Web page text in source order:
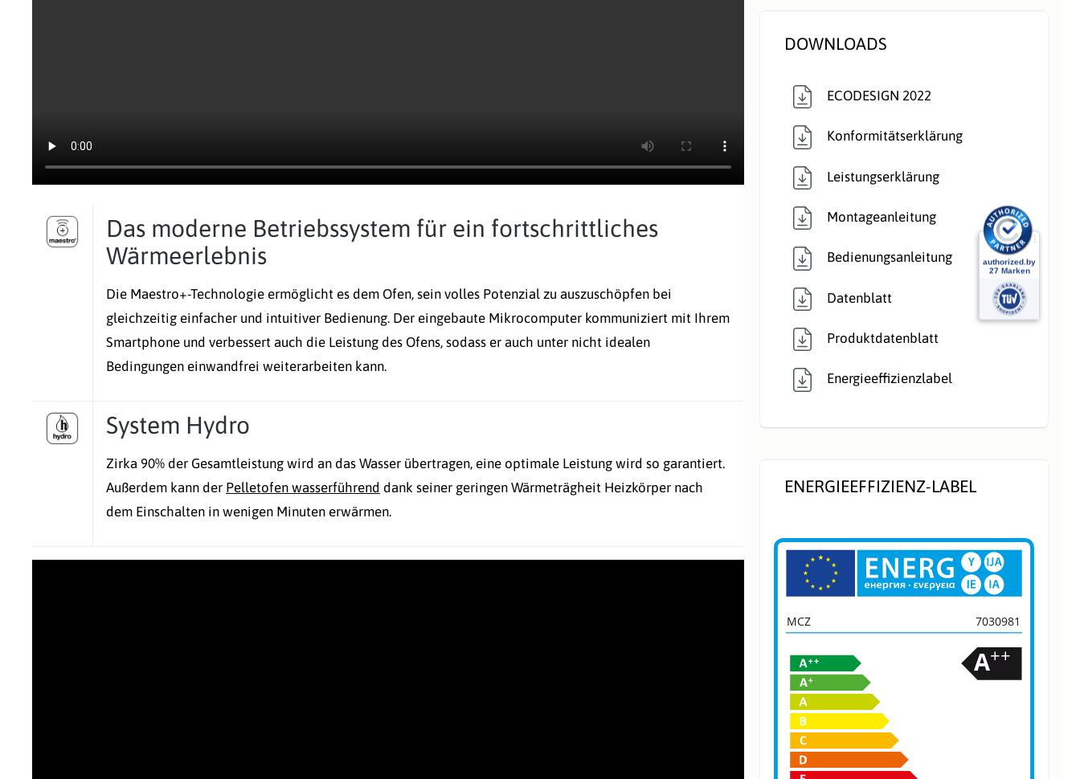
Das moderne Betriebssystem für ein fortschrittliches
Wärmeerlebnis
Die Maestro+-Technologie ermöglicht es dem Ofen, sein volles Potenzial zu auszuschöpfen bei
gleichzeitig einfacher und intuitiver Bedienung. Der eingebaute Mikrocomputer kommuniziert mit Ihrem
Smartphone und verbessert auch die Leistung des Ofens, sodass er auch unter nicht idealen
Bedingungen einwandfrei weiterarbeiten kann.
System Hydro
Zirka 90% der Gesamtleistung wird an das Wasser übertragen, eine optimale Leistung wird so garantiert.
Außerdem kann der Pelletofen wasserführend dank seiner geringen Wärmeträgheit Heizkörper nach
dem Einschalten in wenigen Minuten erwärmen.
,
Raumluftunabhängig
Verglasung:
Verkleidungsmate
rial:
Wärmetransport: Wasserführend,
Wasserführend
DOWNLOADS
ECODESIGN 2022
Konformitätserklärung
Leistungserklärung
Montageanleitung
Bedienungsanleitung
Datenblatt
Produktdatenblatt
Energieeffizienzlabel
ENERGIEEFFIZIENZ-LABEL
MCZ 7030981
A++